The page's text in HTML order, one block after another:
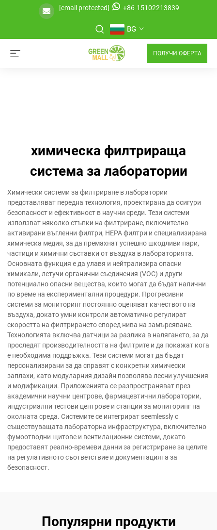
[email protected] +86-15102213839
BG
ПОЛУЧИ ОФЕРТА
химическа филтрираща
система за лаборатории
Химически системи за филтриране в лаборатории
представляват передна технология, проектирана да осигури
безопасност и ефективност в научни среди. Тези системи
използват няколко стъпки на филтриране, включително
активирани въгленни филтри, HEPA филтри и специализирана
химическа медия, за да премахнат успешно шкодливи пари,
частици и химични съставки от въздуха в лабораторията.
Основната функция е да улавя и нейтрализира опасни
химикали, летучи органични съединения (VOC) и други
потенциално опасни вещества, които могат да бъдат налични
по време на експериментални процедури. Прогресивни
системи за мониторинг постоянно оценяват качеството на
въздуха, докато умни контроли автоматично регулират
скоростта на филтрирането според нива на замърсяване.
Технологията включва датчици за разлика в налягането, за да
проследят производителността на филтрите и да покажат кога
е необходима поддръжка. Тези системи могат да бъдат
персонализирани за да справят с конкретни химически
заплахи, като модуларния дизайн позволява лесни улучшения
и модификации. Приложенията се разпространяват през
академични научни центрове, фармацевтични лаборатории,
индустриални тестови центрове и станции за мониторинг на
околната среда. Системите се интегрират seemlessly с
съществуващата лабораторна инфраструктура, включително
фумоотводни щитове и вентилационни системи, докато
предоставят реално-времеви данни за регистриране за целите
на регулативното съответствие и документацията за
безопасност.
Популярни продукти